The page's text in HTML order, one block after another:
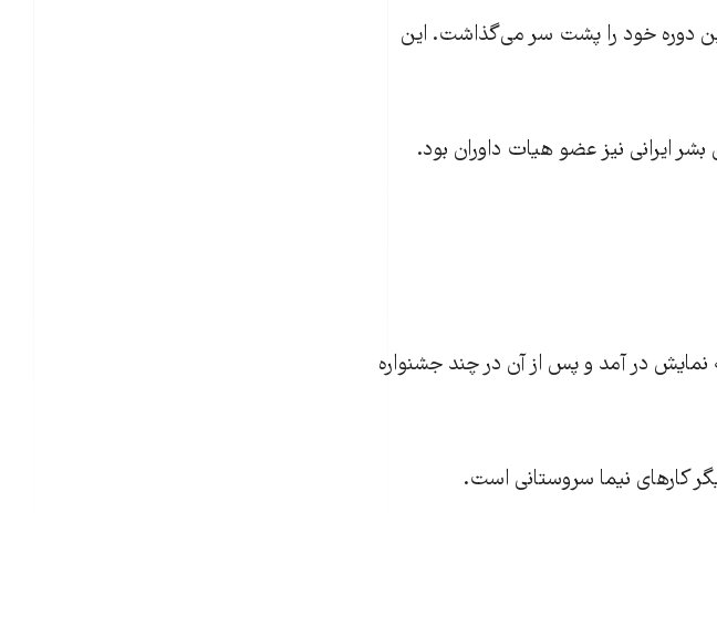
دوره خود را پشت سر می‌گذاشت. این
ایرانی نیز عضو هیات داوران بود.
نمایش در آمد و پس از آن در چند جشنواره
کارهای نیما سروستانی است.